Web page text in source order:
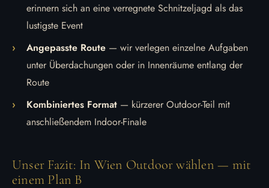
erinnern sich an eine verregnete Schnitzeljagd als das
lustigste Event
Angepasste Route — wir verlegen einzelne Aufgaben
unter Überdachungen oder in Innenräume entlang der
Route
Kombiniertes Format — kürzerer Outdoor-Teil mit
anschließendem Indoor-Finale
Unser Fazit: In Wien Outdoor wählen — mit
einem Plan B